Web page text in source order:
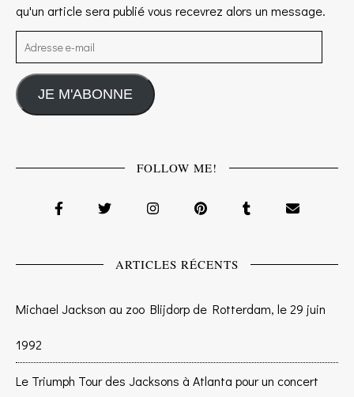
qu'un article sera publié vous recevrez alors un message.
Adresse e-mail
JE M'ABONNE
FOLLOW ME!
ARTICLES RÉCENTS
Michael Jackson au zoo Blijdorp de Rotterdam, le 29 juin
1992
Le Triumph Tour des Jacksons à Atlanta pour un concert